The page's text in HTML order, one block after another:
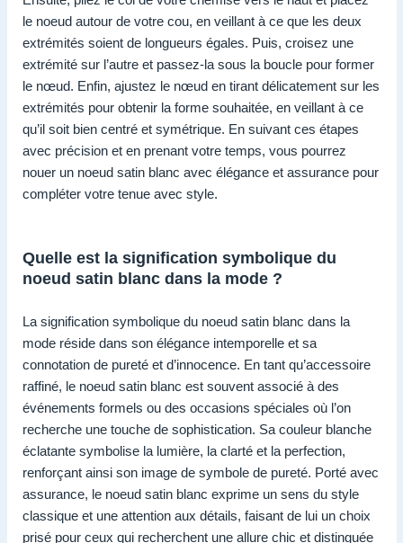
le noeud autour de votre cou, en veillant à ce que les deux
extrémités soient de longueurs égales. Puis, croisez une
extrémité sur l’autre et passez-la sous la boucle pour former
le nœud. Enfin, ajustez le nœud en tirant délicatement sur les
extrémités pour obtenir la forme souhaitée, en veillant à ce
qu’il soit bien centré et symétrique. En suivant ces étapes
avec précision et en prenant votre temps, vous pourrez
nouer un noeud satin blanc avec élégance et assurance pour
compléter votre tenue avec style.
Quelle est la signification symbolique du
noeud satin blanc dans la mode ?
La signification symbolique du noeud satin blanc dans la
mode réside dans son élégance intemporelle et sa
connotation de pureté et d’innocence. En tant qu’accessoire
raffiné, le noeud satin blanc est souvent associé à des
événements formels ou des occasions spéciales où l’on
recherche une touche de sophistication. Sa couleur blanche
éclatante symbolise la lumière, la clarté et la perfection,
renforçant ainsi son image de symbole de pureté. Porté avec
assurance, le noeud satin blanc exprime un sens du style
classique et une attention aux détails, faisant de lui un choix
prisé pour ceux qui recherchent une allure chic et distinguée